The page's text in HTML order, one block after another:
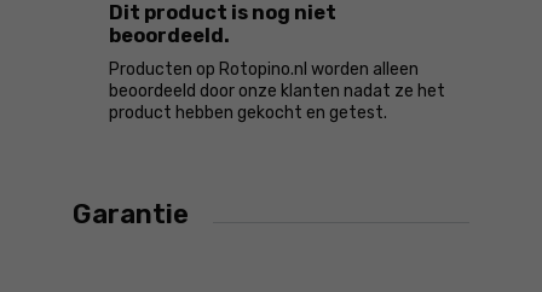
Dit product is nog niet
beoordeeld.
Producten op Rotopino.nl worden alleen
beoordeeld door onze klanten nadat ze het
product hebben gekocht en getest.
Garantie